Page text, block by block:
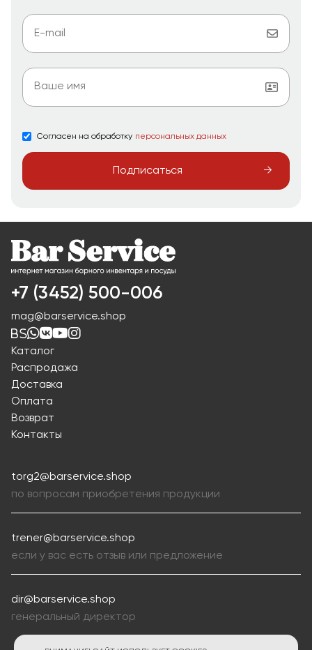
Согласен на обработку персональных данных
Подписаться
+7 (3452) 500-006
mag@barservice.shop
Каталог
Распродажа
Доставка
Оплата
Возврат
Контакты
torg2@barservice.shop
по вопросам приобретения продукции
trener@barservice.shop
если у вас есть отзыв или предложение
dir@barservice.shop
генеральный директор